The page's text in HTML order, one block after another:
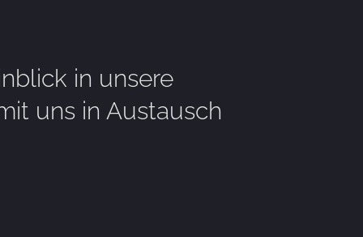
in unsere
uns in Austausch